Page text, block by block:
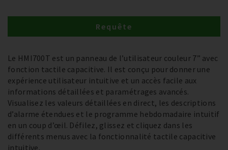
Le HMI700T est un panneau de l’utilisateur couleur 7” avec
fonction tactile capacitive. Il est conçu pour donner une
expérience utilisateur intuitive et un accès facile aux
informations détaillées et paramétrages avancés.
Visualisez les valeurs détaillées en direct, les descriptions
d’alarme étendues et le programme hebdomadaire intuitif
en un coup d’œil. Défilez, glissez et cliquez dans les
différents menus avec la fonctionnalité tactile capacitive
intuitive.
Requête